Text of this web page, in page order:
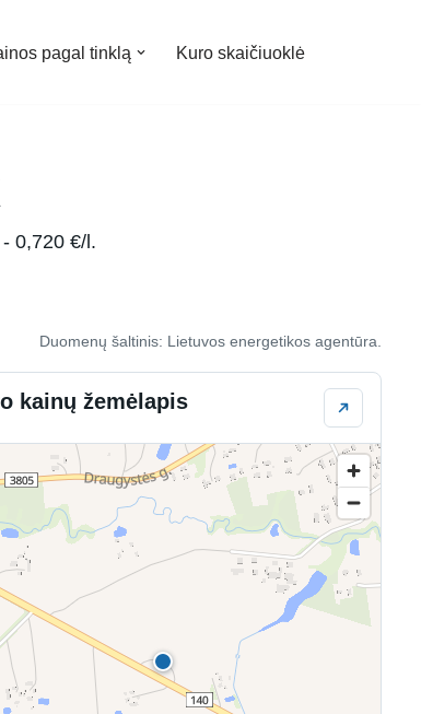
pagal tinklą Kuro skaičiuoklė
0,720 €/l.
Duomenų šaltinis: Lietuvos energetikos agentūra.
kainų žemėlapis